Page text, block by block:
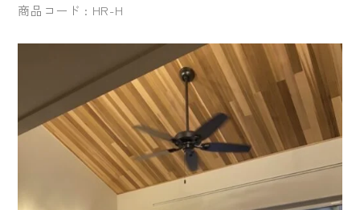
商品コード : HR-H